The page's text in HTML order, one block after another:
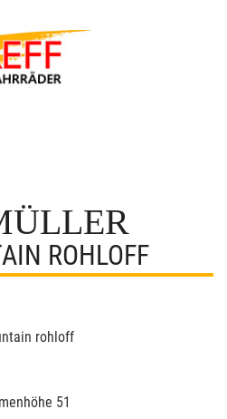
ROHLOFF
51